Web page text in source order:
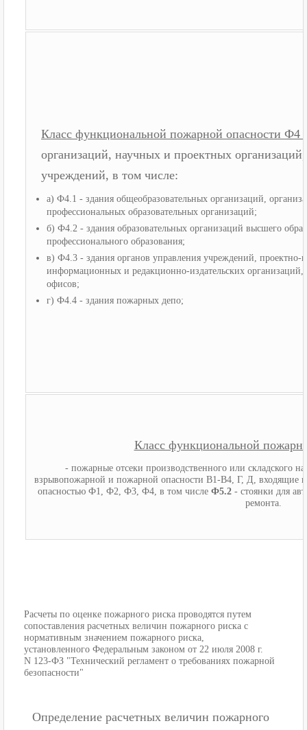
Класс функциональной пожарной опасности Ф4
организаций, научных и проектных
учреждений, в том числе:
а) Ф4.1 - здания общеобразовательных организаций,
профессиональных образовательных организаций;
б) Ф4.2 - здания образовательных организаций высшего
профессионального образования;
в) Ф4.3 - здания органов управления учреждений, проектно-
информационных и редакционно-издательских
офисов;
г) Ф4.4 - здания пожарных депо;
Класс функциональной
- пожарные отсеки производственного или складского
взрывопожарной и пожарной опасности В1-В4, Г, Д, входящие
опасностью Ф1, Ф2, Ф3, Ф4, в том числе Ф5.2- стоянки для
ремонта.
Расчеты по оценке пожарного риска проводятся путем
сопоставления расчетных величин пожарного риска с
нормативным значением пожарного риска,
установленного Федеральным законом от 22 июля 2008 г.
N 123-ФЗ "Технический регламент о требованиях пожарной
безопасности"
Определение расчетных величин пожарного